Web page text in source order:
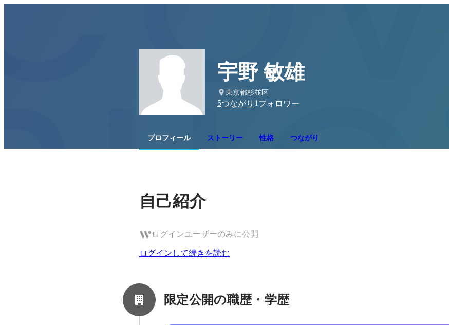
宇野 敏雄
東京都杉並区
5つながり 1 フォロワー
プロフィール ストーリー 性格 つながり
自己紹介
ログインユーザーのみに公開
ログインして続きを読む
限定公開の職歴・学歴